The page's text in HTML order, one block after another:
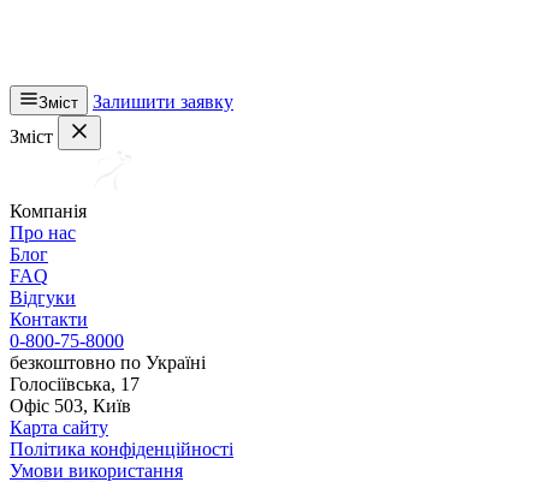
Зміст
Залишити заявку
Зміст
Компанія
Про нас
Блог
FAQ
Відгуки
Контакти
0-800-75-8000
безкоштовно по Україні
Голосіївська, 17
Офіс 503, Київ
Карта сайту
Політика конфіденційності
Умови використання